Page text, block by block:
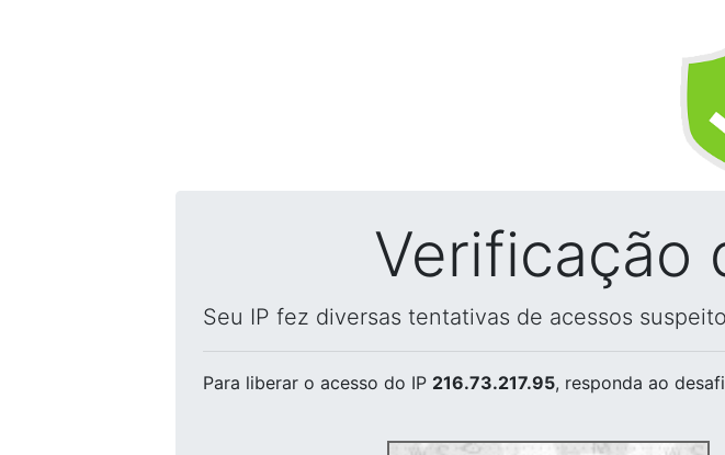
Verificação
Seu IP fez diversas tentativas de acessos
Para liberar o acesso do IP 216.73.217.95, responda ao